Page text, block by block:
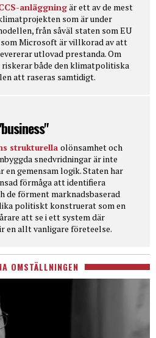
anläggningär ett av de mest
som är under
från såväl staten som EU
Microsoft är villkorad av att
utlovad prestanda. Om
både den klimatpolitiska
att raseras samtidigt.
strukturella olönsamhet och
snedvridningar är inte
en gemensam logik. Staten har
förmåga att identifiera
de förment marknadsbaserad
politiskt konstruerat som en
att se i ett system där
en allt vanligare företeelse.
OMSTÄLLNINGEN